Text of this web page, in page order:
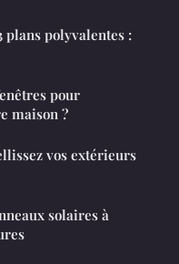
plans polyvalentes :
pour
maison ?
vos extérieurs
solaires à